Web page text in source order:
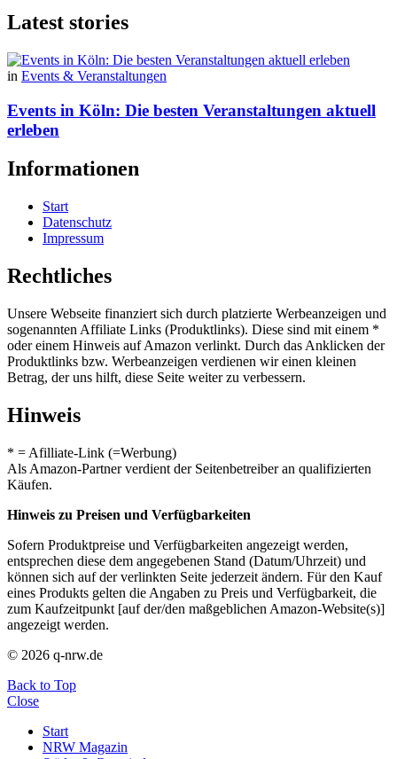
Latest stories
in Events & Veranstaltungen
Events in Köln: Die besten Veranstaltungen aktuell
erleben
Informationen
Start
Datenschutz
Impressum
Rechtliches
Unsere Webseite finanziert sich durch platzierte Werbeanzeigen und
sogenannten Affiliate Links (Produktlinks). Diese sind mit einem *
oder einem Hinweis auf Amazon verlinkt. Durch das Anklicken der
Produktlinks bzw. Werbeanzeigen verdienen wir einen kleinen
Betrag, der uns hilft, diese Seite weiter zu verbessern.
Hinweis
* = Afilliate-Link (=Werbung)
Als Amazon-Partner verdient der Seitenbetreiber an qualifizierten
Käufen.
Hinweis zu Preisen und Verfügbarkeiten
Sofern Produktpreise und Verfügbarkeiten angezeigt werden,
entsprechen diese dem angegebenen Stand (Datum/Uhrzeit) und
können sich auf der verlinkten Seite jederzeit ändern. Für den Kauf
eines Produkts gelten die Angaben zu Preis und Verfügbarkeit, die
zum Kaufzeitpunkt [auf der/den maßgeblichen Amazon-Website(s)]
angezeigt werden.
© 2026 q-nrw.de
Back to Top
Close
Start
NRW Magazin